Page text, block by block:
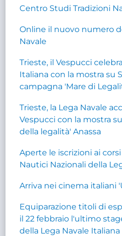
Centro Studi Tradizioni
Online il nuovo numero
Navale
Trieste, il Vespucci
Italiana con la mostra su
campagna 'Mare di
Trieste, la Lega Navale
Vespucci con la mostra
della legalità' Anassa
Aperte le iscrizioni ai
Nautici Nazionali della
Arriva nei cinema italiani
Equiparazione titoli di
il 22 febbraio l'ultimo
della Lega Navale Italiana